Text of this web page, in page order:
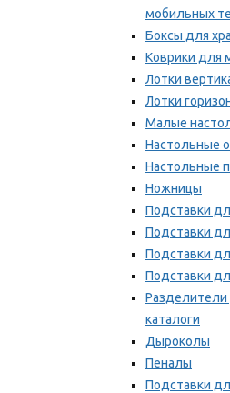
мобильных
Боксы для
Коврики для
Лотки
Лотки
Малые
Настольные
Настольные
Ножницы
Подставки
Подставки
Подставки
Подставки
Разделители
каталоги
Дыроколы
Пеналы
Подставки